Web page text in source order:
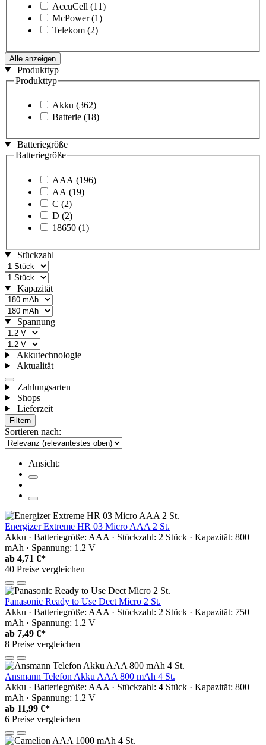
AccuCell (11)
McPower (1)
Telekom (2)
Alle anzeigen
Produkttyp
Produkttyp
Akku (362)
Batterie (18)
Batteriegröße
Batteriegröße
AAA (196)
AA (19)
C (2)
D (2)
18650 (1)
Stückzahl
Kapazität
Spannung
Akkutechnologie
Aktualität
Zahlungsarten
Shops
Lieferzeit
Filtern
Sortieren nach:
Ansicht:
Energizer Extreme HR 03 Micro AAA 2 St.
Akku · Batteriegröße: AAA · Stückzahl: 2 Stück · Kapazität: 800
mAh · Spannung: 1.2 V
ab 4,71 €*
40 Preise vergleichen
Panasonic Ready to Use Dect Micro 2 St.
Akku · Batteriegröße: AAA · Stückzahl: 2 Stück · Kapazität: 750
mAh · Spannung: 1.2 V
ab 7,49 €*
8 Preise vergleichen
Ansmann Telefon Akku AAA 800 mAh 4 St.
Akku · Batteriegröße: AAA · Stückzahl: 4 Stück · Kapazität: 800
mAh · Spannung: 1.2 V
ab 11,99 €*
6 Preise vergleichen